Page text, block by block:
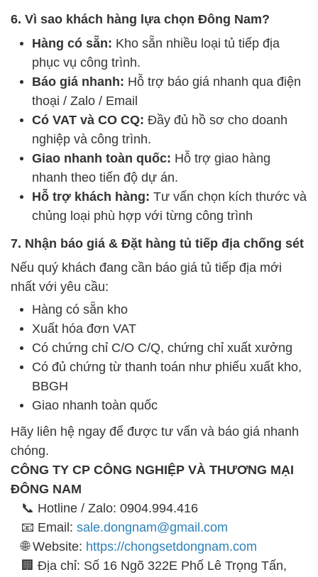
6. Vì sao khách hàng lựa chọn Đông Nam?
Hàng có sẵn: Kho sẵn nhiều loại tủ tiếp địa
phục vụ công trình.
Báo giá nhanh: Hỗ trợ báo giá nhanh qua điện
thoại / Zalo / Email
Có VAT và CO CQ: Đầy đủ hồ sơ cho doanh
nghiệp và công trình.
Giao nhanh toàn quốc: Hỗ trợ giao hàng
nhanh theo tiến độ dự án.
Hỗ trợ khách hàng: Tư vấn chọn kích thước và
chủng loại phù hợp với từng công trình
7. Nhận báo giá & Đặt hàng tủ tiếp địa chống sét
Nếu quý khách đang cần báo giá tủ tiếp địa mới
nhất với yêu cầu:
Hàng có sẵn kho
Xuất hóa đơn VAT
Có chứng chỉ C/O C/Q, chứng chỉ xuất xưởng
Có đủ chứng từ thanh toán như phiếu xuất kho,
BBGH
Giao nhanh toàn quốc
Hãy liên hệ ngay để được tư vấn và báo giá nhanh
chóng.
CÔNG TY CP CÔNG NGHIỆP VÀ THƯƠNG MẠI
ĐÔNG NAM
📞 Hotline / Zalo: 0904.994.416
📧 Email: sale.dongnam@gmail.com
🌐 Website: https://chongsetdongnam.com
🏢 Địa chỉ: Số 16 Ngõ 322E Phố Lê Trọng Tấn,